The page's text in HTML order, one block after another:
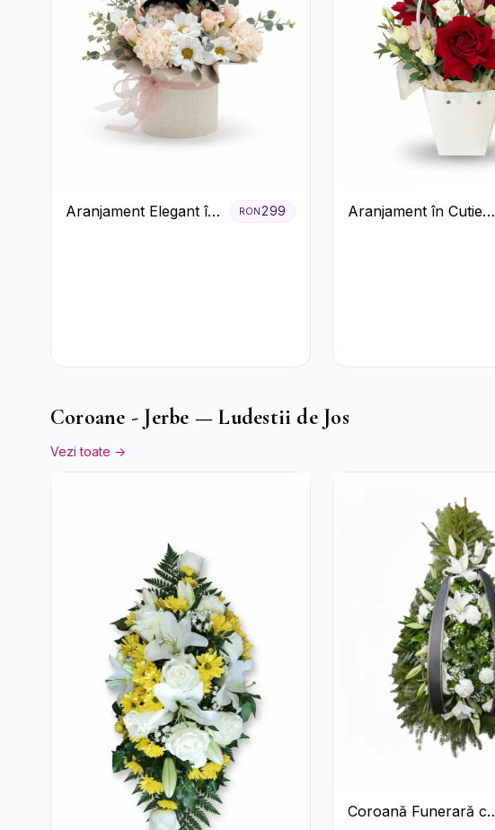
Aranjament Elegant în
RON299
Aranjament în Cutie
Coroane - Jerbe — Ludestii de Jos
Vezi toate →
Coroană Funerară cu